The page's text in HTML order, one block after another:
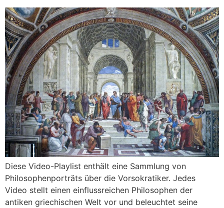
Diese Video-Playlist enthält eine Sammlung von
Philosophenporträts über die Vorsokratiker. Jedes
Video stellt einen einflussreichen Philosophen der
antiken griechischen Welt vor und beleuchtet seine